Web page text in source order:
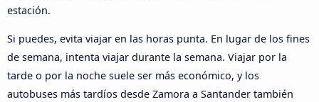
estación.
Si puedes, evita viajar en las horas punta. En lugar de los fines
de semana, intenta viajar durante la semana. Viajar por la
tarde o por la noche suele ser más económico, y los
autobuses más tardíos desde Zamora a Santander también